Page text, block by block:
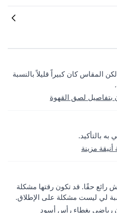
المقاس كان كبيراً قليلاً بالنسبة
بتفاصيل لصق القهوة
به بالتأكيد.
مزينة
رائع حقًا. قد تكون رقتها مشكلة
لي ليست مشكلة على الإطلاق.
رياضي بغطاء رأس أسود